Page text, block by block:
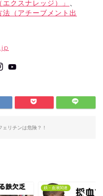
クスナレッジ）」 、
法（アチーブメント出
ェリチンは危険？！
鉄・血液関連